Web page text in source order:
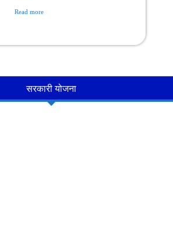
Read more
सरकारी योजना